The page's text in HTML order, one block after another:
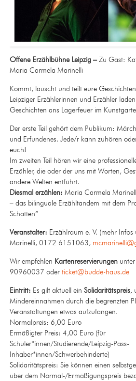
Offene Erzählbühne Leipzig –Zu Gast:
Maria Carmela Marinelli
Kommt, lauscht und teilt eure
Leipziger Erzählerinnen und Erzähler
Geschichten ans Lagerfeuer im
Der erste Teil gehört dem Publikum:
und Erfundenes. Jede/r kann zuhören
euch!
Im zweiten Teil hören wir eine
Erzähler, die oder der uns mit Worten,
andere Welten entführt.
Diesmal erzählen: Maria Carmela
– das bilinguale Erzähltandem mit dem
Schatten“
Veranstalter: Erzählraum e. V. (mehr
Marinelli, 0172 6151063,
Wir empfehlen Kartenreservierungen
90960037 oder ticket@budde-haus.de
Eintritt: Es gilt aktuell ein Solidaritätspreis,
Mindereinnahmen durch die begrenzten
Veranstaltungen etwas aufzufangen.
Normalpreis: 6,00 Euro
Ermäßigter Preis: 4,00 Euro (für
Schüler*innen/Studierende/Leipzig-Pass-
Inhaber*innen/Schwerbehinderte)
Solidaritätspreis: Sie können einen
über dem Normal-/Ermäßigungspreis